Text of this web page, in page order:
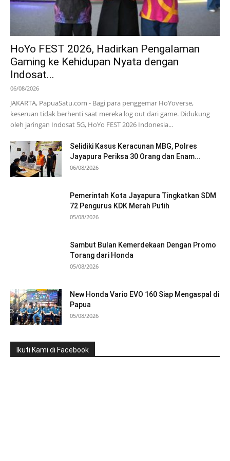
HoYo FEST 2026, Hadirkan Pengalaman
Gaming ke Kehidupan Nyata dengan
Indosat...
06/08/2026
JAKARTA, PapuaSatu.com - Bagi para penggemar HoYoverse,
keseruan tidak berhenti saat mereka log out dari game. Didukung
oleh jaringan Indosat 5G, HoYo FEST 2026 Indonesia...
Selidiki Kasus Keracunan MBG, Polres
Jayapura Periksa 30 Orang dan Enam...
06/08/2026
Pemerintah Kota Jayapura Tingkatkan SDM
72 Pengurus KDK Merah Putih
05/08/2026
Sambut Bulan Kemerdekaan Dengan Promo
Torang dari Honda
05/08/2026
New Honda Vario EVO 160 Siap Mengaspal di
Papua
05/08/2026
Ikuti Kami di Facebook